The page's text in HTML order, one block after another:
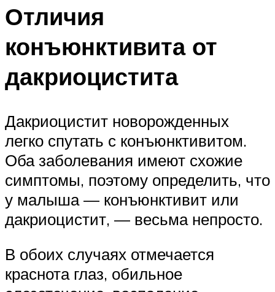
Отличия
конъюнктивита от
дакриоцистита
Дакриоцистит новорожденных
легко спутать с конъюнктивитом.
Оба заболевания имеют схожие
симптомы, поэтому определить, что
у малыша — конъюнктивит или
дакриоцистит, — весьма непросто.
В обоих случаях отмечается
краснота глаз, обильное